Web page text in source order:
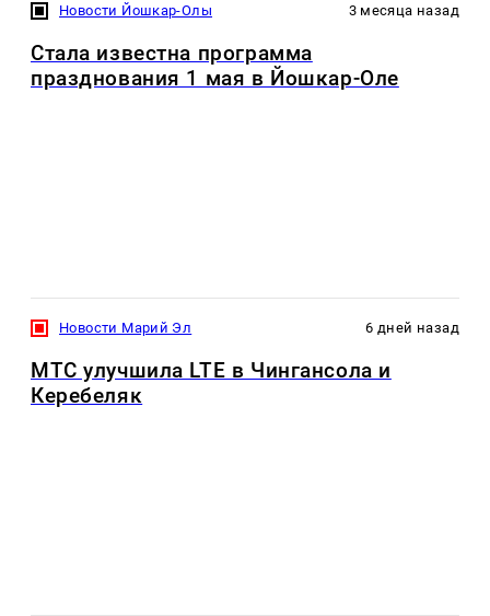
Новости Йошкар-Олы 3 месяца назад
Стала известна программа
празднования 1 мая в Йошкар-Оле
Новости Марий Эл 6 дней назад
МТС улучшила LTE в Чингансола и
Керебеляк